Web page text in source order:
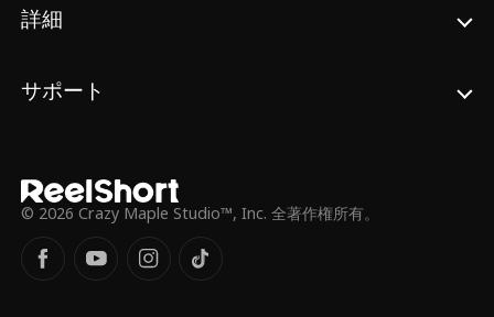
詳細
サポート
© 2026 Crazy Maple Studio™, Inc. 全著作権所有。